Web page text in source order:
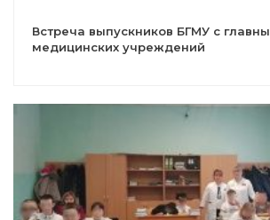
Встреча выпускников БГМУ с
медицинских учреждений